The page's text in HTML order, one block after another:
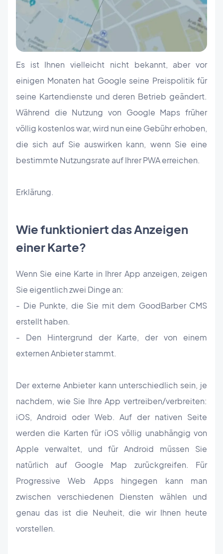
Es ist Ihnen vielleicht nicht bekannt, aber vor
einigen Monaten hat Google seine Preispolitik für
seine Kartendienste und deren Betrieb geändert.
Während die Nutzung von Google Maps früher
völlig kostenlos war, wird nun eine Gebühr erhoben,
die sich auf Sie auswirken kann, wenn Sie eine
bestimmte Nutzungsrate auf Ihrer PWA erreichen.
Erklärung.
Wie funktioniert das Anzeigen
einer Karte?
Wenn Sie eine Karte in Ihrer App anzeigen, zeigen
Sie eigentlich zwei Dinge an:
- Die Punkte, die Sie mit dem GoodBarber CMS
erstellt haben.
- Den Hintergrund der Karte, der von einem
externen Anbieter stammt.
Der externe Anbieter kann unterschiedlich sein, je
nachdem, wie Sie Ihre App vertreiben/verbreiten:
iOS, Android oder Web. Auf der nativen Seite
werden die Karten für iOS völlig unabhängig von
Apple verwaltet, und für Android müssen Sie
natürlich auf Google Map zurückgreifen. Für
Progressive Web Apps hingegen kann man
zwischen verschiedenen Diensten wählen und
genau das ist die Neuheit, die wir Ihnen heute
vorstellen.